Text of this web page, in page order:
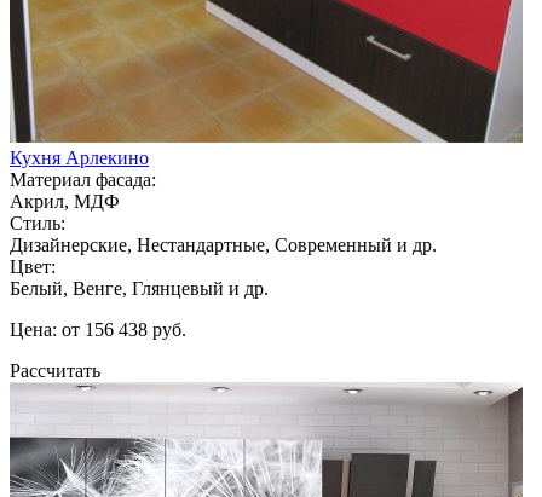
Кухня Арлекино
Материал фасада:
Акрил, МДФ
Стиль:
Дизайнерские, Нестандартные, Современный и др.
Цвет:
Белый, Венге, Глянцевый и др.
Цена: от 156 438 руб.
Рассчитать